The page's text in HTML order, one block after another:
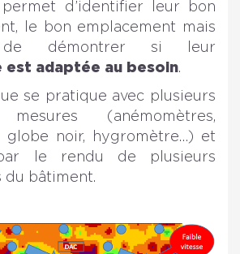
d’identifier leur bon
le bon emplacement mais
de démontrer si leur
est adaptée au besoin.
se pratique avec plusieurs
(anémomètres,
globe noir, hygromètre…) et
le rendu de plusieurs
du bâtiment.